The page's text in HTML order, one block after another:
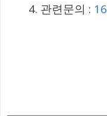
관련문의 :